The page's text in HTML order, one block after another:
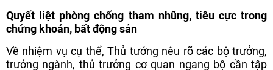
Quyết liệt phòng chống tham nhũng, tiêu cực trong
chứng khoán, bất động sản
Về nhiệm vụ cụ thể, Thủ tướng nêu rõ các bộ trưởng,
trưởng ngành, thủ trưởng cơ quan ngang bộ cần tập